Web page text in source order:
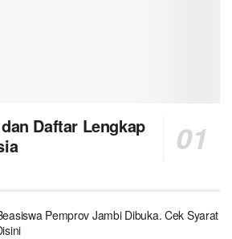
Daftar Lengkap
Pemprov Jambi Dibuka. Cek Syarat